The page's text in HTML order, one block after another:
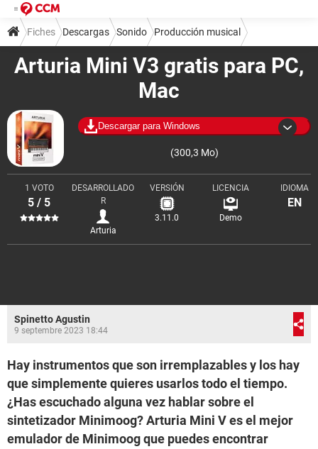
Arturia Mini V3 gratis para PC,
Mac
Descargar para Windows
(300,3 Mo)
1 VOTO
5 / 5
DESARROLLADO
R
Arturia
VERSIÓN
3.11.0
LICENCIA
Demo
IDIOMA
EN
Fiches Descargas Sonido Producción musical
Spinetto Agustin
9 septembre 2023 18:44
Hay instrumentos que son irremplazables y los hay
que simplemente quieres usarlos todo el tiempo.
¿Has escuchado alguna vez hablar sobre el
sintetizador Minimoog? Arturia Mini V es el mejor
emulador de Minimoog que puedes encontrar